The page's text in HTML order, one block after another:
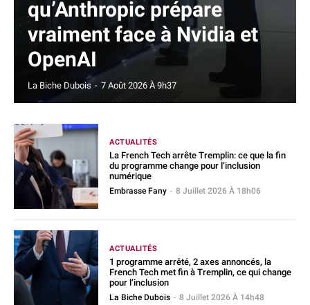
qu’Anthropic prépare
vraiment face à Nvidia et
OpenAI
La Biche Dubois - 7 Août 2026 À 9h37
ACTUALITÉS
La French Tech arrête Tremplin: ce que la fin
du programme change pour l’inclusion
numérique
Embrasse Fany - 8 Juillet 2026 À 18h06
ACTUALITÉS
1 programme arrêté, 2 axes annoncés, la
French Tech met fin à Tremplin, ce qui change
pour l’inclusion
La Biche Dubois - 8 Juillet 2026 À 14h48